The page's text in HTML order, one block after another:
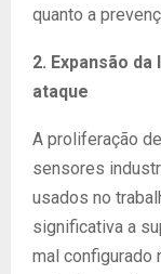
quanto a
2. Expansão
ataque
A proliferação
sensores
usados no
significativa a
mal configurado